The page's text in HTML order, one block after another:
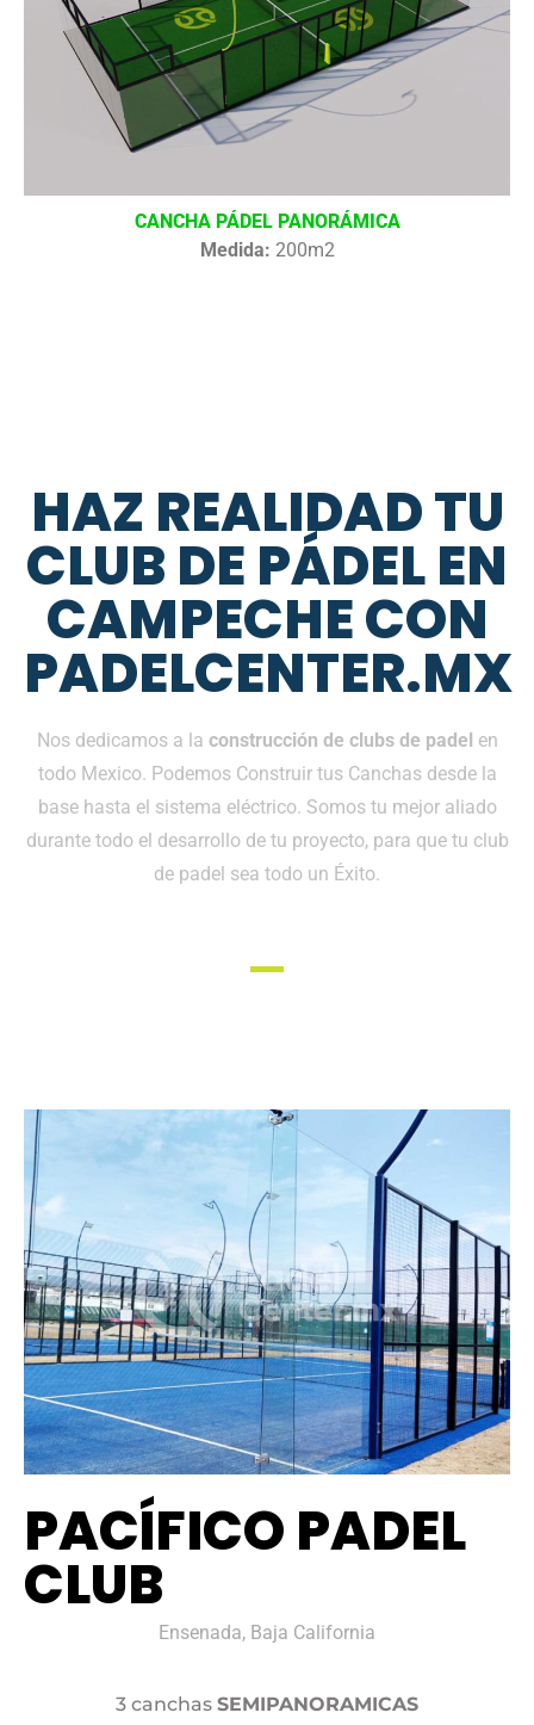
CANCHA PÁDEL PANORÁMICA
Medida: 200m2
HAZ REALIDAD TU
CLUB DE PÁDEL EN
CAMPECHE CON
PADELCENTER.MX
Nos dedicamos a la construcción de clubs de padel en
todo Mexico. Podemos Construir tus Canchas desde la
base hasta el sistema eléctrico. Somos tu mejor aliado
durante todo el desarrollo de tu proyecto, para que tu club
de padel sea todo un Éxito.
PACÍFICO PADEL
CLUB
Ensenada, Baja California
3 canchas SEMIPANORAMICAS